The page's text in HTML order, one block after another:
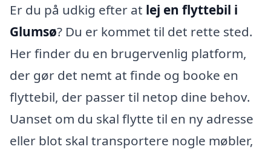
Er du på udkig efter at lej en flyttebil i
Glumsø? Du er kommet til det rette sted.
Her finder du en brugervenlig platform,
der gør det nemt at finde og booke en
flyttebil, der passer til netop dine behov.
Uanset om du skal flytte til en ny adresse
eller blot skal transportere nogle møbler,